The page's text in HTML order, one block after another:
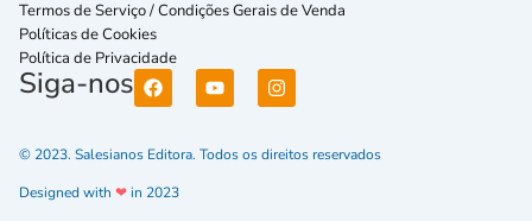
Termos de Serviço / Condições Gerais de Venda
Políticas de Cookies
Política de Privacidade
Siga-nos
© 2023. Salesianos Editora. Todos os direitos reservados
Designed with ❤in 2023